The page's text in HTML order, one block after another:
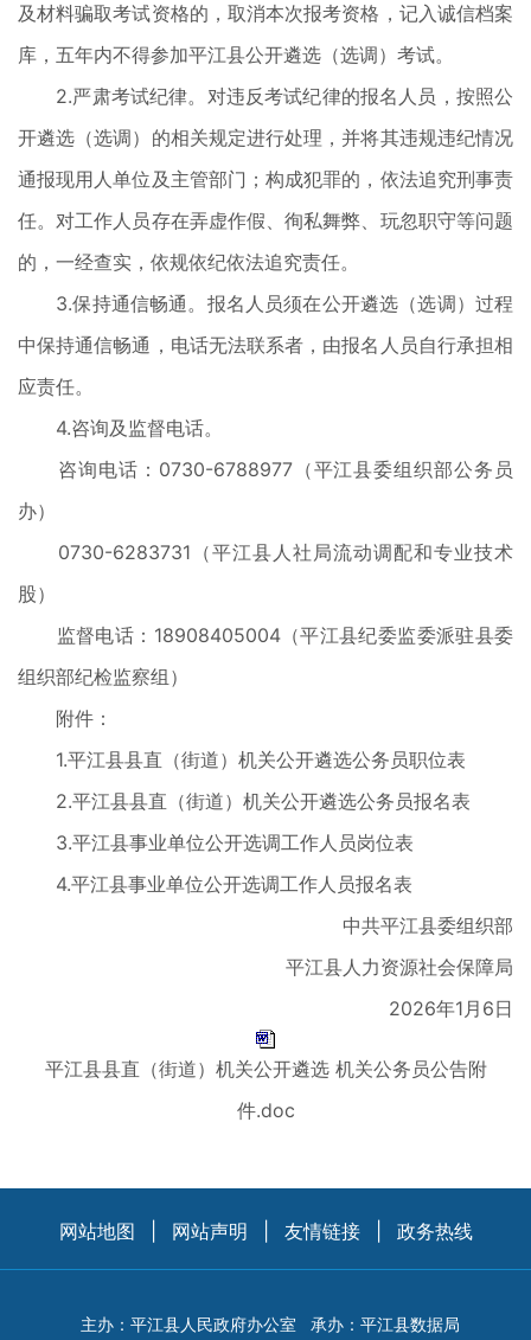
及材料骗取考试资格的，取消本次报考资格，记入诚信档案
库，五年内不得参加平江县公开遴选（选调）考试。
2.严肃考试纪律。对违反考试纪律的报名人员，按照公
开遴选（选调）的相关规定进行处理，并将其违规违纪情况
通报现用人单位及主管部门；构成犯罪的，依法追究刑事责
任。对工作人员存在弄虚作假、徇私舞弊、玩忽职守等问题
的，一经查实，依规依纪依法追究责任。
3.保持通信畅通。报名人员须在公开遴选（选调）过程
中保持通信畅通，电话无法联系者，由报名人员自行承担相
应责任。
4.咨询及监督电话。
咨询电话：0730-6788977（平江县委组织部公务员
办）
0730-6283731（平江县人社局流动调配和专业技术
股）
监督电话：18908405004（平江县纪委监委派驻县委
组织部纪检监察组）
附件：
1.平江县县直（街道）机关公开遴选公务员职位表
2.平江县县直（街道）机关公开遴选公务员报名表
3.平江县事业单位公开选调工作人员岗位表
4.平江县事业单位公开选调工作人员报名表
中共平江县委组织部
平江县人力资源社会保障局
2026年1月6日
平江县县直（街道）机关公开遴选 机关公务员公告附
件.doc
网站地图 网站声明 友情链接 政务热线
主办：平江县人民政府办公室 承办：平江县数据局